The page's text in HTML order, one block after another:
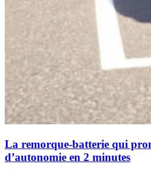
La remorque-batterie qui
d’autonomie en 2 minutes